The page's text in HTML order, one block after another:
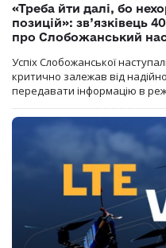
«Треба йти далі, бо
позицій»: зв’язківець
про Слобожанський
Успіх Слобожанської
критично залежав від
передавати інформацію в